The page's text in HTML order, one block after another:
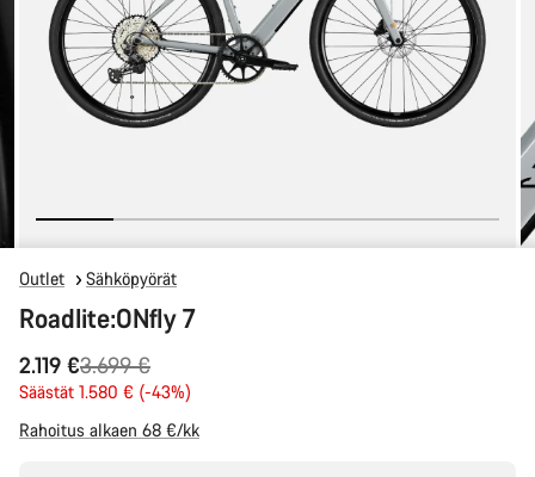
Outlet Sähköpyörät
Roadlite:ONfly 7
2.119 €
Alkuperäinen
hinta
3.699 €
Säästät 1.580 € (-43%)
Rahoitus alkaen 68 €/kk